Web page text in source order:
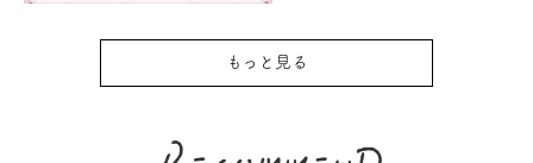
もっと見る